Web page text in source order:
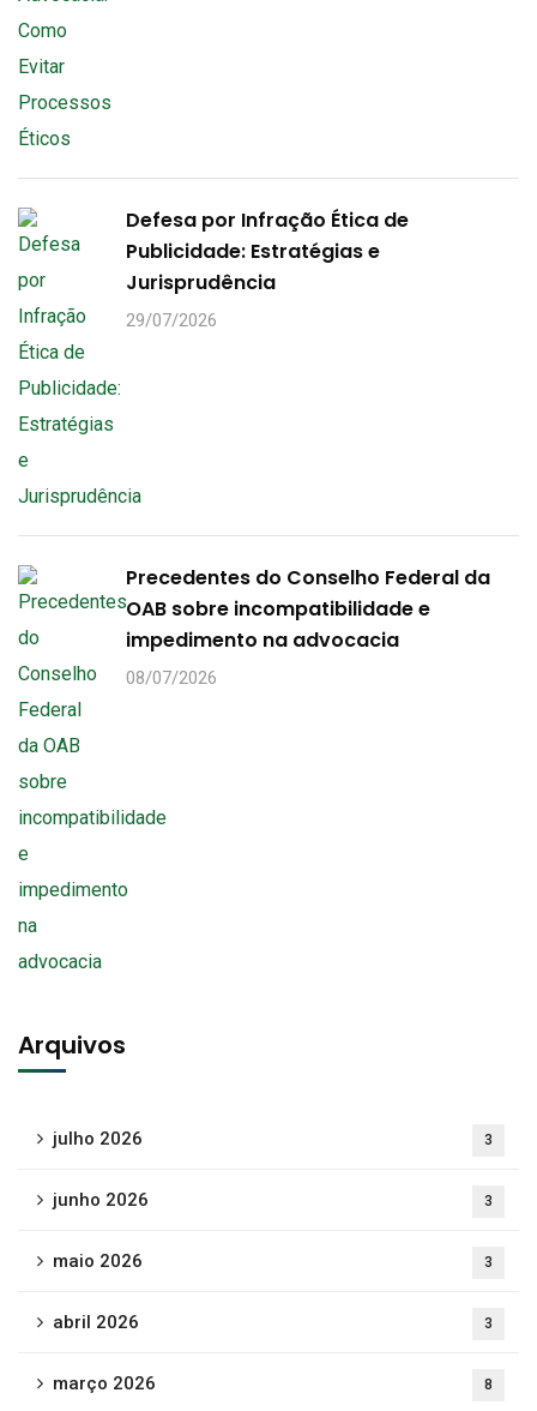
Defesa por Infração Ética de
Publicidade: Estratégias e
Jurisprudência
29/07/2026
Precedentes do Conselho Federal da
OAB sobre incompatibilidade e
impedimento na advocacia
08/07/2026
Arquivos
julho 2026 3
junho 2026 3
maio 2026 3
abril 2026 3
março 2026 8